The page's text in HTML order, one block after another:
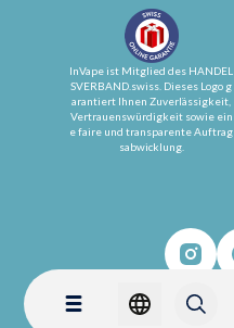
InVape ist Mitglied des HANDEL
SVERBAND.swiss. Dieses Logo g
arantiert Ihnen Zuverlässigkeit,
Vertrauenswürdigkeit sowie ein
e faire und transparente Auftrag
sabwicklung.